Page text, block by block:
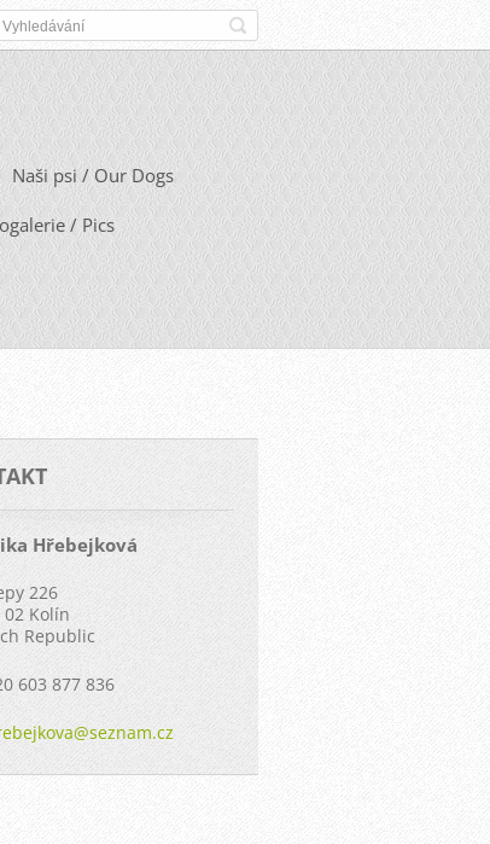
Naši psi / Our Dogs
/ Pics
Hřebejková
226
02 Kolín
Republic
603 877 836
ova@seznam.cz